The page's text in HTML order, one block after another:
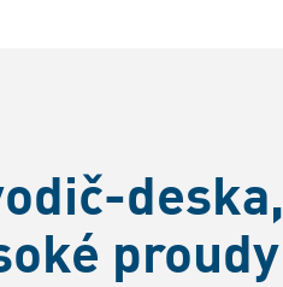
deska,
proudy